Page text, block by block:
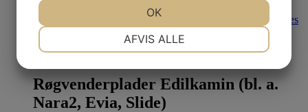
420,00
Læs
mere
Reservedele til Edilkamin
Røgvenderplader Edilkamin (bl. a.
Nara2, Evia, Slide)
MARKETING STATISTIK
AFVIS ALLE
OK